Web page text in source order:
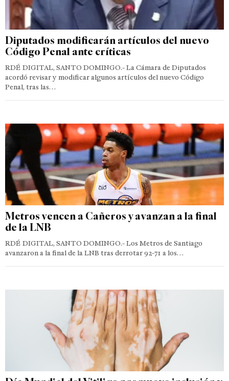
Diputados modificarán artículos del nuevo
Código Penal ante críticas
RDÉ DIGITAL, SANTO DOMINGO.- La Cámara de Diputados
acordó revisar y modificar algunos artículos del nuevo Código
Penal, tras las…
Metros vencen a Cañeros y avanzan a la final
de la LNB
RDÉ DIGITAL, SANTO DOMINGO.- Los Metros de Santiago
avanzaron a la final de la LNB tras derrotar 92-71 a los…